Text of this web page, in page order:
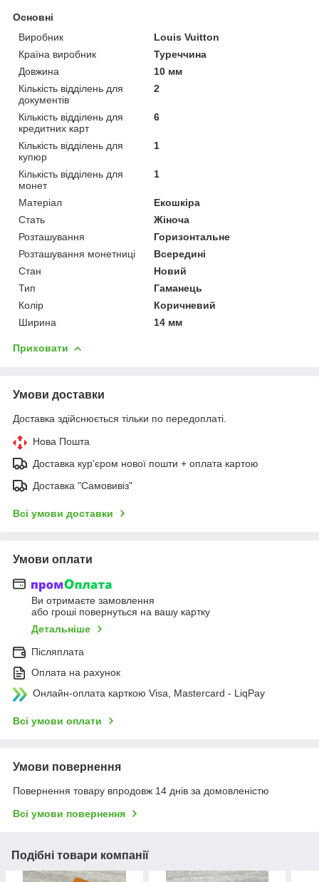
Основні
Виробник
Louis Vuitton
Країна виробник
Туреччина
Довжина
10 мм
Кількість відділень для
документів
2
Кількість відділень для
кредитних карт
6
Кількість відділень для
купюр
1
Кількість відділень для
монет
1
Матеріал
Екошкіра
Стать
Жіноча
Розташування
Горизонтальне
Розташування монетниці
Всередині
Стан
Новий
Тип
Гаманець
Колір
Коричневий
Ширина
14 мм
Приховати
Умови доставки
Доставка здійснюється тільки по передоплаті.
Нова Пошта
Доставка кур'єром нової пошти + оплата картою
Доставка "Самовивіз"
Всі умови доставки
Умови оплати
Ви отримаєте замовлення
або гроші повернуться на вашу картку
Детальніше
Післяплата
Оплата на рахунок
Онлайн-оплата карткою Visa, Mastercard - LiqPay
Всі умови оплати
Умови повернення
Повернення товару впродовж 14 днів за домовленістю
Всі умови повернення
Подібні товари компанії